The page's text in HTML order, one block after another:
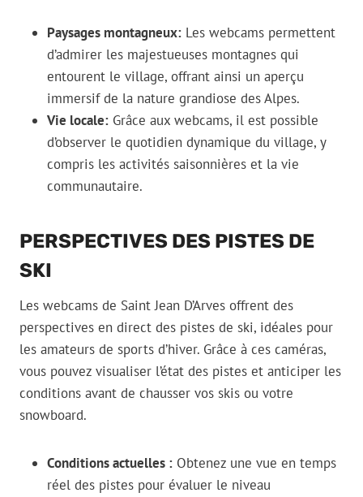
Paysages montagneux: Les webcams permettent
d’admirer les majestueuses montagnes qui
entourent le village, offrant ainsi un aperçu
immersif de la nature grandiose des Alpes.
Vie locale: Grâce aux webcams, il est possible
d’observer le quotidien dynamique du village, y
compris les activités saisonnières et la vie
communautaire.
PERSPECTIVES DES PISTES DE
SKI
Les webcams de Saint Jean D’Arves offrent des
perspectives en direct des pistes de ski, idéales pour
les amateurs de sports d’hiver. Grâce à ces caméras,
vous pouvez visualiser l’état des pistes et anticiper les
conditions avant de chausser vos skis ou votre
snowboard.
Conditions actuelles : Obtenez une vue en temps
réel des pistes pour évaluer le niveau